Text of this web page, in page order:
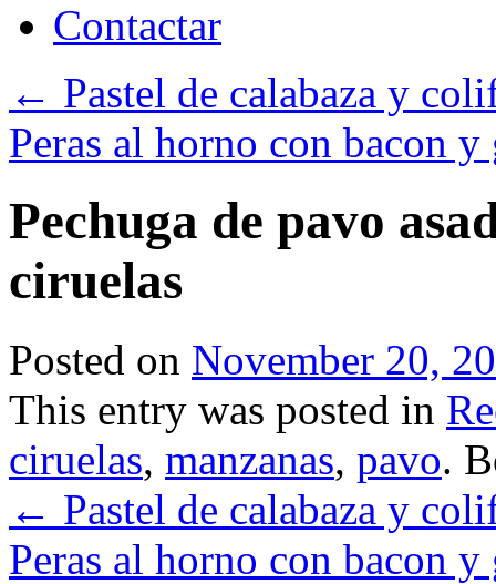
Contactar
← Pastel de calabaza y
Peras al horno con bacon
Pechuga de pavo
ciruelas
Posted on November 20,
This entry was posted in
ciruelas, manzanas, pavo.
← Pastel de calabaza y
Peras al horno con bacon